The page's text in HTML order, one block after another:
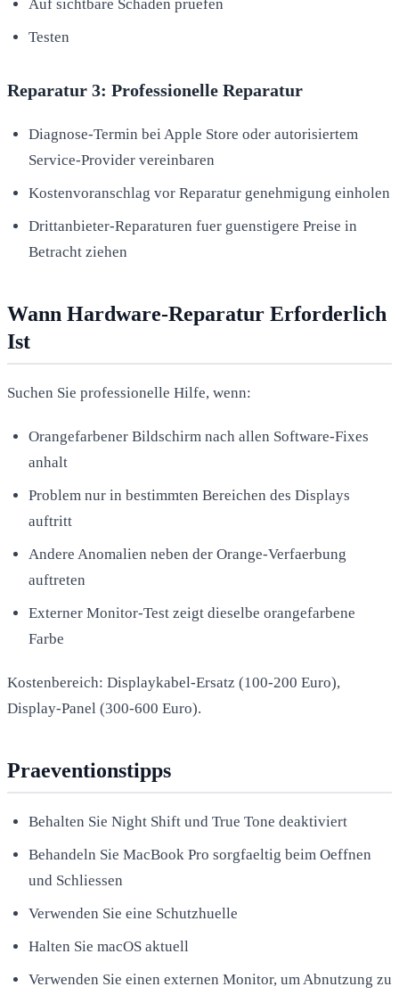
Auf sichtbare Schaden pruefen
Testen
Reparatur 3: Professionelle Reparatur
Diagnose-Termin bei Apple Store oder autorisiertem
Service-Provider vereinbaren
Kostenvoranschlag vor Reparatur genehmigung einholen
Drittanbieter-Reparaturen fuer guenstigere Preise in
Betracht ziehen
Wann Hardware-Reparatur Erforderlich
Ist
Suchen Sie professionelle Hilfe, wenn:
Orangefarbener Bildschirm nach allen Software-Fixes
anhalt
Problem nur in bestimmten Bereichen des Displays
auftritt
Andere Anomalien neben der Orange-Verfaerbung
auftreten
Externer Monitor-Test zeigt dieselbe orangefarbene
Farbe
Kostenbereich: Displaykabel-Ersatz (100-200 Euro),
Display-Panel (300-600 Euro).
Praeventionstipps
Behalten Sie Night Shift und True Tone deaktiviert
Behandeln Sie MacBook Pro sorgfaeltig beim Oeffnen
und Schliessen
Verwenden Sie eine Schutzhuelle
Halten Sie macOS aktuell
Verwenden Sie einen externen Monitor, um Abnutzung zu